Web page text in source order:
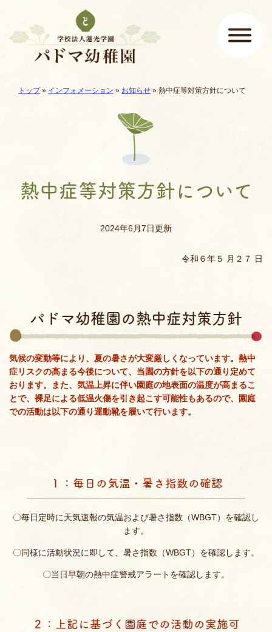
メインメニュー
ここから本文です。
現在地:
トップ» インフォメーション » お知らせ » 熱中症等対策方針について
熱中症等対策方針について
2024年6月7日更新
令和６年５ 月２７ 日
パドマ幼稚園の熱中症対策方針
気候の変動等により、夏の暑さが大変厳しくなっています。熱中
症リスクの高まる今後について、当園の方針を以下の通り定めて
おります。また、気温上昇に伴い園庭の地表面の温度が高まるこ
とで、裸足による低温火傷を引き起こす可能性もあるので、園庭
での活動は以下の通り運動靴を履いて行います。
１：毎日の気温・暑さ指数の確認
〇毎日定時に天気速報の気温および暑さ指数（WBGT）を確認し
ます。
〇同様に活動状況に即して、暑さ指数（WBGT）を確認します。
〇当日早朝の熱中症警戒アラートを確認します。
２：上記に基づく園庭での活動の実施可